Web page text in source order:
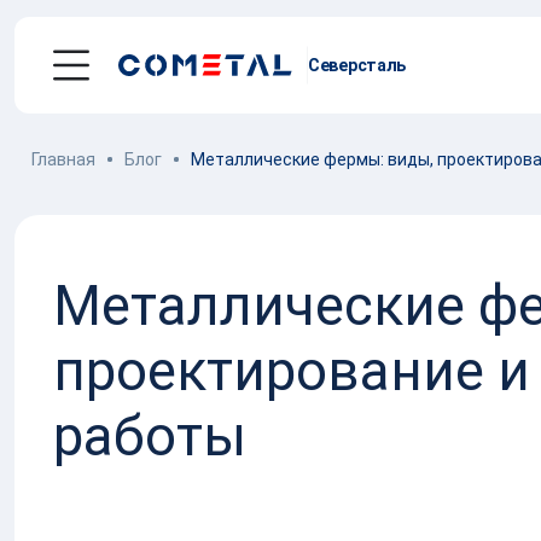
Производство
металлоконструкций
Заготовительное производство
металла
Производство и поставка метизов
Северсталь
Главная Блог Металлические фермы: виды,
Металлические
проектирование
работы